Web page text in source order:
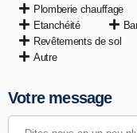
Plomberie chauffage
Etanchéité
Revêtements de sol
Autre
Votre message